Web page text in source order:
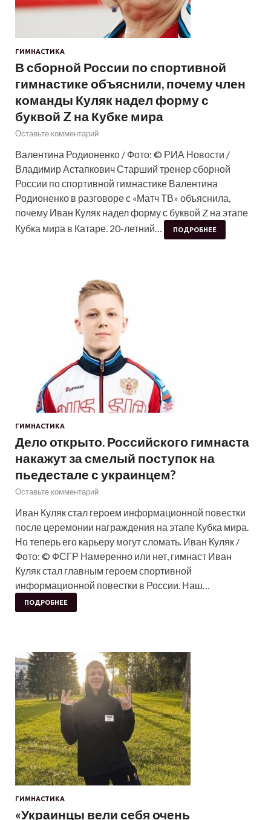
ГИМНАСТИКА
В сборной России по спортивной
гимнастике объяснили, почему член
команды Куляк надел форму с
буквой Z на Кубке мира
Оставьте комментарий
Валентина Родионенко / Фото: © РИА Новости /
Владимир Астапкович Старший тренер сборной
России по спортивной гимнастике Валентина
Родионенко в разговоре с «Матч ТВ» объяснила,
почему Иван Куляк надел форму с буквой Z на этапе
Кубка мира в Катаре. 20-летний…
ПОДРОБНЕЕ
ГИМНАСТИКА
Дело открыто. Российского гимнаста
накажут за смелый поступок на
пьедестале с украинцем?
Оставьте комментарий
Иван Куляк стал героем информационной повестки
после церемонии награждения на этапе Кубка мира.
Но теперь его карьеру могут сломать. Иван Куляк /
Фото: © ФСГР Намеренно или нет, гимнаст Иван
Куляк стал главным героем спортивной
информационной повестки в России. Наш…
ПОДРОБНЕЕ
ГИМНАСТИКА
«Украинцы вели себя очень